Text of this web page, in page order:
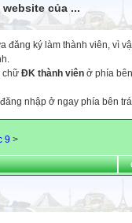
của ...
đăng ký làm thành viên, vì
chữ ĐK thành viên ở phía
nhập ở ngay phía bên
9 >